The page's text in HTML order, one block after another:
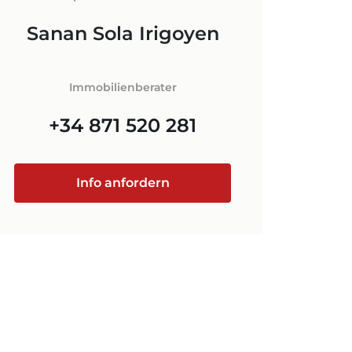
AUF
+34 871 520 283
Sanan Sola Irigoyen
Immobilienberater
+34 871 520 281
Info anfordern